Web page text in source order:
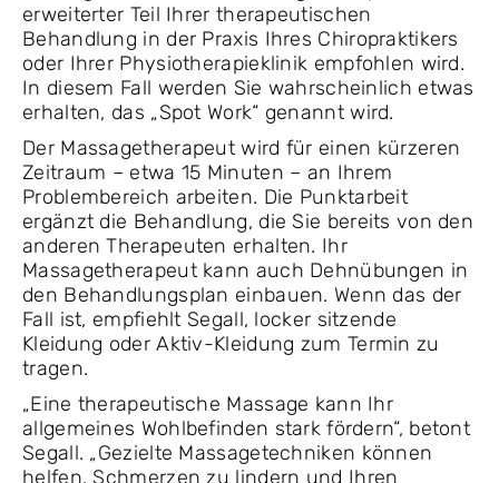
erweiterter Teil Ihrer therapeutischen
Behandlung in der Praxis Ihres Chiropraktikers
oder Ihrer Physiotherapieklinik empfohlen wird.
In diesem Fall werden Sie wahrscheinlich etwas
erhalten, das „Spot Work“ genannt wird.
Der Massagetherapeut wird für einen kürzeren
Zeitraum – etwa 15 Minuten – an Ihrem
Problembereich arbeiten. Die Punktarbeit
ergänzt die Behandlung, die Sie bereits von den
anderen Therapeuten erhalten. Ihr
Massagetherapeut kann auch Dehnübungen in
den Behandlungsplan einbauen. Wenn das der
Fall ist, empfiehlt Segall, locker sitzende
Kleidung oder Aktiv-Kleidung zum Termin zu
tragen.
„Eine therapeutische Massage kann Ihr
allgemeines Wohlbefinden stark fördern“, betont
Segall. „Gezielte Massagetechniken können
helfen, Schmerzen zu lindern und Ihren